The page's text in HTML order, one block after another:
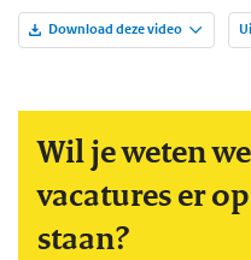
Download deze video
Wil je weten
vacatures er
staan?